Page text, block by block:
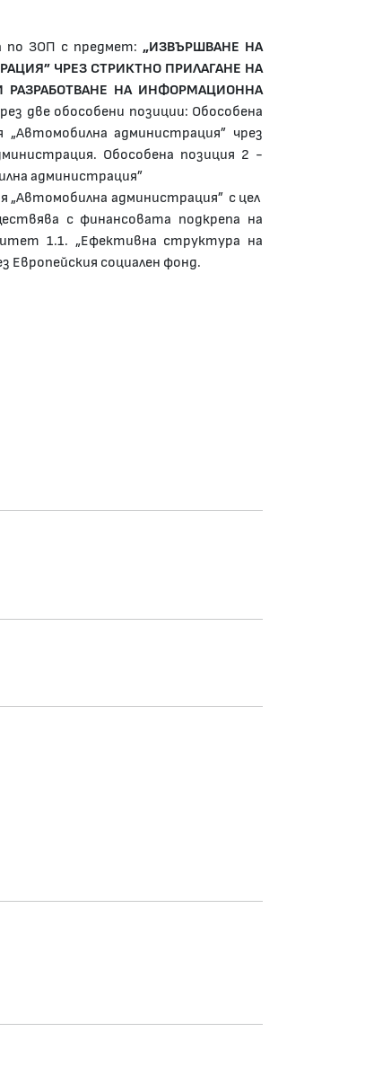
по ЗОП с предмет: „ИЗВЪРШВАНЕ НА
ЧРЕЗ СТРИКТНО ПРИЛАГАНЕ НА
НА ИНФОРМАЦИОННА
две обособени позиции: Обособена
администрация” чрез
Обособена позиция 2 -
администрация”
„Автомобилна администрация” с цел
с финансовата подкрепа на
1.1. „Ефективна структура на
Европейския социален фонд.